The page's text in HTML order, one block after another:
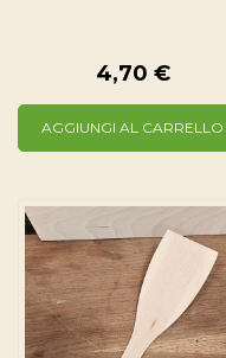
4,70 €
AGGIUNGI AL CARRELLO